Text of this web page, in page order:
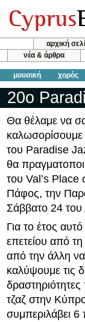
αρχική
νέα & άρθρα
μουσική χορός
20ο
Θα θέλαμε να
καλωσορίσουμε
του Paradise
θα
του Val’s Place
Πάφος, την
Σάββατο 24
Για το έτος
επετείου από
από την άλλη
καλύψουμε τις
τζαζ στην
συμπεριλάβει 6